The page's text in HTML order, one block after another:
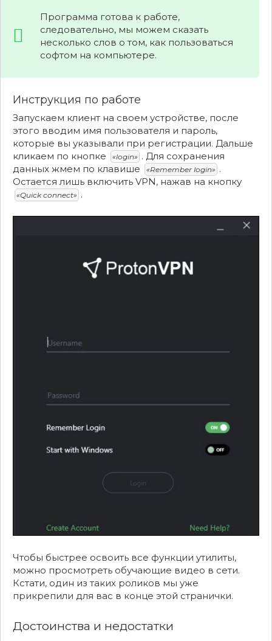
Программа готова к работе,
следовательно, мы можем сказать
несколько слов о том, как пользоваться
софтом на компьютере.
Инструкция по работе
Запускаем клиент на своем устройстве, после
этого вводим имя пользователя и пароль,
которые вы указывали при регистрации. Дальше
кликаем по кнопке
«login» . Для сохранения
данных жмем по клавише
«Remember login» .
Остается лишь включить VPN, нажав на кнопку
«Quick connect» .
Чтобы быстрее освоить все функции утилиты,
можно просмотреть обучающие видео в сети.
Кстати, один из таких роликов мы уже
прикрепили для вас в конце этой странички.
Достоинства и недостатки